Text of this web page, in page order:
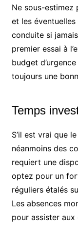
Ne sous-estimez
et les
conduite si
premier essai à
budget
toujours une
Temps
S’il est vrai que
néanmoins des
requiert une
optez pour un
réguliers étalés
Les absences
pour assister